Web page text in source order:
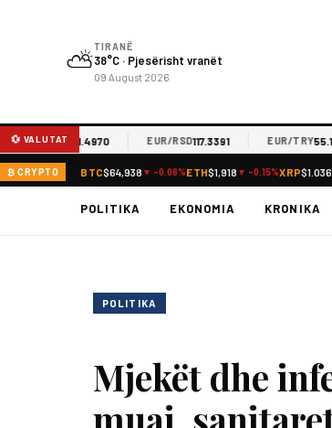
⛅TIRANË
38°C · Pjesërisht vranët
09 August 2026
💱 VALUTAT
EUR/MKD61.4970 EUR/RSD117.3391 EUR/TRY55.1236
₿ CRYPTO BTC$64,938 ▼ -0.08%ETH$1,918 ▼ -0.15%XRP
POLITIKA EKONOMIA KRONIKA
POLITIKA
Mjekët dhe